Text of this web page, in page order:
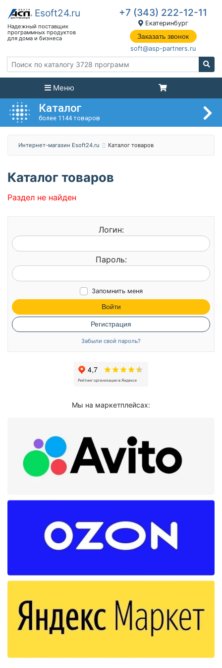
+7 (343) 222-12-11
Екатеринбург
Заказать звонок
soft@asp-partners.ru
Меню
Каталог
более 1144 товаров
Интернет-магазин Esoft24.ru Каталог товаров
Каталог товаров
Раздел не найден
Логин:
Пароль:
Запомнить меня
Войти
Регистрация
Забыли свой пароль?
Мы на маркетплейсах: